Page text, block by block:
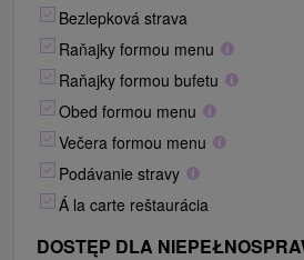
Bezlepková strava
Raňajky formou menu
Raňajky formou bufetu
Obed formou menu
Večera formou menu
Podávanie stravy
Á la carte reštaurácia
DOSTĘP DLA